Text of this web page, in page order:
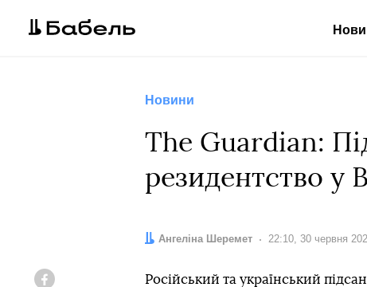
Новини
The Guardian:
резидентство у
Автор:
Ангеліна Шеремет Дата:
22:10, 30 червня
Російський та український